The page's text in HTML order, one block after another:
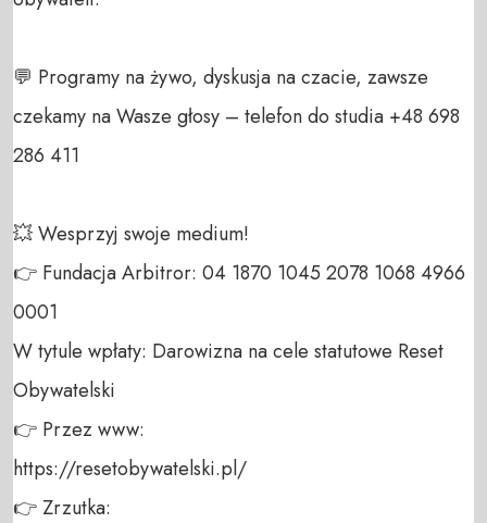
💬 Programy na żywo, dyskusja na czacie, zawsze
czekamy na Wasze głosy – telefon do studia +48 698
286 411
💥 Wesprzyj swoje medium!
👉 Fundacja Arbitror: 04 1870 1045 2078 1068 4966
0001
W tytule wpłaty: Darowizna na cele statutowe Reset
Obywatelski
👉 Przez www:
https://resetobywatelski.pl/
👉 Zrzutka: